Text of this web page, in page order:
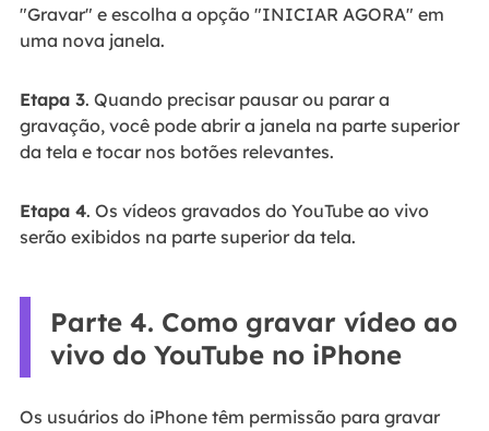
"Gravar" e escolha a opção "INICIAR AGORA" em
uma nova janela.
Etapa 3. Quando precisar pausar ou parar a
gravação, você pode abrir a janela na parte superior
da tela e tocar nos botões relevantes.
Etapa 4. Os vídeos gravados do YouTube ao vivo
serão exibidos na parte superior da tela.
Parte 4. Como gravar vídeo ao
vivo do YouTube no iPhone
Os usuários do iPhone têm permissão para gravar